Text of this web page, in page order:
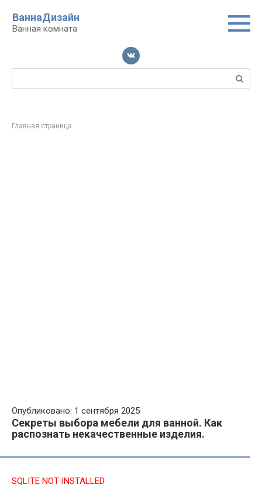
контенту
ВаннаДизайн
Ванная комната
Поиск:
Главная страница
Опубликовано: 1 сентября 2025
Секреты выбора мебели для ванной. Как
распознать некачественные изделия.
SQLITE NOT INSTALLED